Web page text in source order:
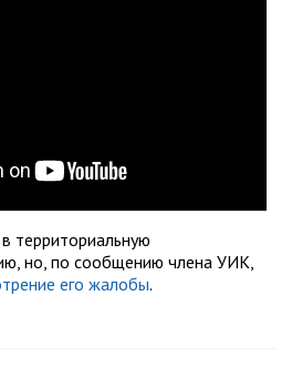
территориальную
но, по сообщению члена УИК,
его жалобы.